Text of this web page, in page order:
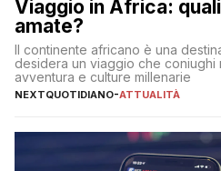
Viaggio in Africa:
amate?
Il continente africano è una
desidera un viaggio che coniughi
avventura e culture millenarie
NEXTQUOTIDIANO-ATTUALITÀ